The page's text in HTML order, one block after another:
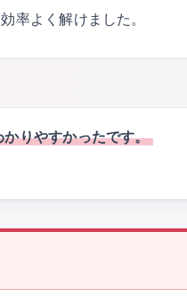
率よく解けました。
りやすかったです。